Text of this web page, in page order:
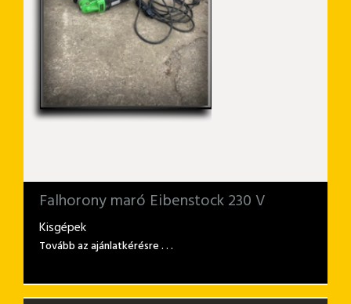
Falhorony maró Eibenstock 230 V
Kisgépek
Tovább az ajánlatkérésre . . .